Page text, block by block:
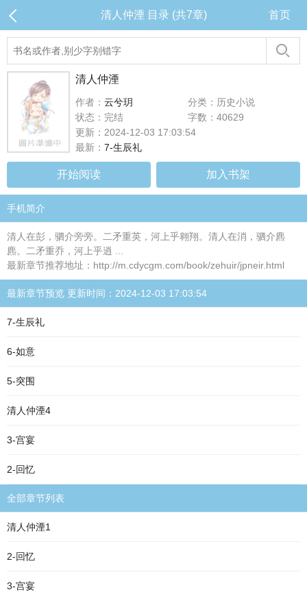
清人仲湮 目录 (共7章) 首页
清人仲湮
作者： 云兮玥
分类：历史小说
状态：完结
字数：40629
更新：2024-12-03 17:03:54
最新： 7-生辰礼
开始阅读 加入书架
手机简介
清人在彭，驷介旁旁。二矛重英，河上乎翱翔。清人在消，驷介麃
麃。二矛重乔，河上乎逍 ...
最新章节推荐地址：http://m.cdycgm.com/book/zehuir/jpneir.html
最新章节预览 更新时间：2024-12-03 17:03:54
7-生辰礼
6-如意
5-突围
清人仲湮4
3-宫宴
2-回忆
全部章节列表
清人仲湮1
2-回忆
3-宫宴